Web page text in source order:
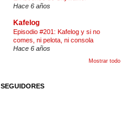
Hace 6 años
Kafelog
Episodio #201: Kafelog y si no
comes, ni pelota, ni consola
Hace 6 años
Mostrar todo
SEGUIDORES